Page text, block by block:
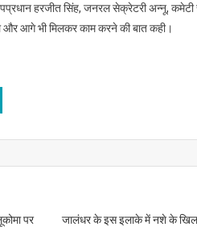
हरजीत सिंह, जनरल सेक्रेटरी अन्नू,
और आगे भी मिलकर काम करने की बात कही।
पर
जालंधर के इस इलाके में नशे के